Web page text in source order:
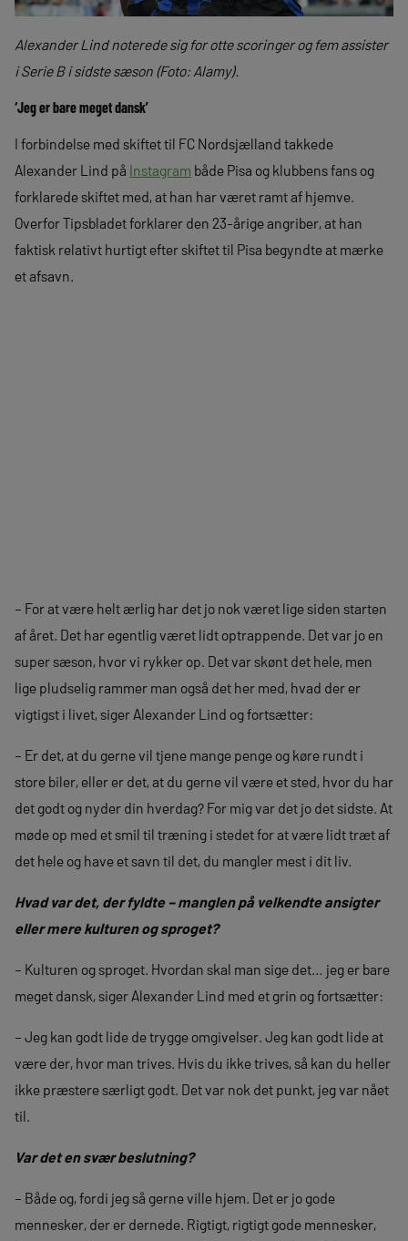
Alexander Lind noterede sig for otte scoringer og fem assister
i Serie B i sidste sæson (Foto: Alamy).
‘Jeg er bare meget dansk’
I forbindelse med skiftet til FC Nordsjælland takkede
Alexander Lind på Instagram både Pisa og klubbens fans og
forklarede skiftet med, at han har været ramt af hjemve.
Overfor Tipsbladet forklarer den 23-årige angriber, at han
faktisk relativt hurtigt efter skiftet til Pisa begyndte at mærke
et afsavn.
– For at være helt ærlig har det jo nok været lige siden starten
af året. Det har egentlig været lidt optrappende. Det var jo en
super sæson, hvor vi rykker op. Det var skønt det hele, men
lige pludselig rammer man også det her med, hvad der er
vigtigst i livet, siger Alexander Lind og fortsætter:
– Er det, at du gerne vil tjene mange penge og køre rundt i
store biler, eller er det, at du gerne vil være et sted, hvor du har
det godt og nyder din hverdag? For mig var det jo det sidste. At
møde op med et smil til træning i stedet for at være lidt træt af
det hele og have et savn til det, du mangler mest i dit liv.
Hvad var det, der fyldte – manglen på velkendte ansigter
eller mere kulturen og sproget?
– Kulturen og sproget. Hvordan skal man sige det… jeg er bare
meget dansk, siger Alexander Lind med et grin og fortsætter:
– Jeg kan godt lide de trygge omgivelser. Jeg kan godt lide at
være der, hvor man trives. Hvis du ikke trives, så kan du heller
ikke præstere særligt godt. Det var nok det punkt, jeg var nået
til.
Var det en svær beslutning?
– Både og, fordi jeg så gerne ville hjem. Det er jo gode
mennesker, der er dernede. Rigtigt, rigtigt gode mennesker,